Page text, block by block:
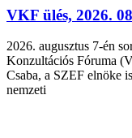
VKF ülés, 2026.
2026. augusztus 7-én
Konzultációs Fóruma
Csaba, a SZEF elnöke
nemzeti